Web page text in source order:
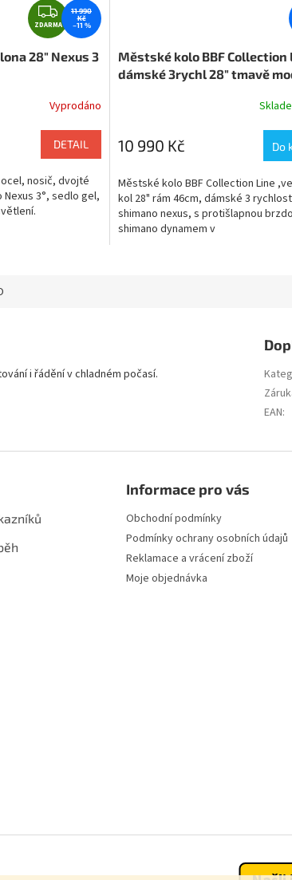
Z
D
A
R
A
ZDARMA
11 990
Kč
–11 %
28" Nexus 3
Vyprodáno
DETAIL
nosič, dvojté
3°, sedlo gel,
Městské kolo BBF Collection
dámské 3rychl 28" tmavě
10 990 Kč Do
Městské kolo BBF Collection Line
kol 28" rám 46cm, dámské 3
shimano nexus, s protišlapnou
shimano dynamem v
i řádění v chladném počasí.
EAN:
Informace pro vás
Obchodní podmínky
Podmínky ochrany osobních údajů
Reklamace a vrácení zboží
Moje objednávka